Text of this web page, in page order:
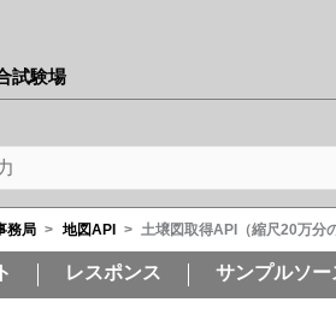
試験場
務局 > 地図API > 土壌図取得API（縮尺20万分
レスポンス サンプルソ